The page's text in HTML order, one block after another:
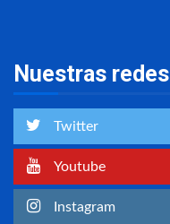
Nuestras redes
Twitter
Youtube
Instagram